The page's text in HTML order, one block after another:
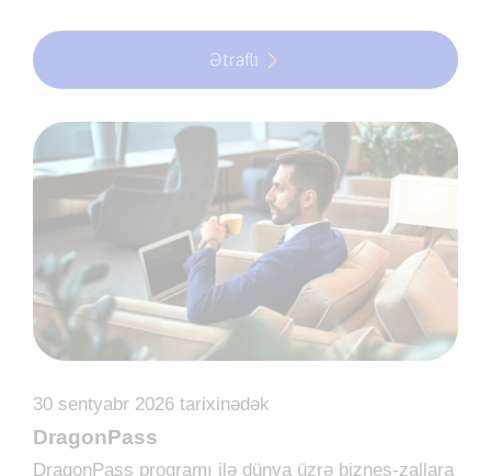
Ətraflı
30 sentyabr 2026 tarixinədək
DragonPass
DragonPass proqramı ilə dünya üzrə biznes-zallara